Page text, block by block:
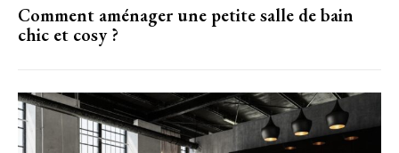
Comment aménager une petite salle de bain
chic et cosy ?